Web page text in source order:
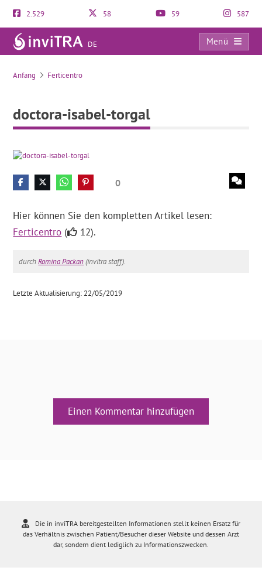
2.529 58 59 587
DE
Menü
doctora-isabel-torgal
Anfang Ferticentro
doctora-isabel-torgal
0
Hier können Sie den kompletten Artikel lesen:
Ferticentro ( 12).
durchRomina Packan(invitra staff).
Letzte Aktualisierung: 22/05/2019
Einen Kommentar hinzufügen
Die in inviTRA bereitgestellten Informationen stellt keinen Ersatz für
das Verhältnis zwischen Patient/Besucher dieser Website und dessen Arzt
dar, sondern dient lediglich zu Informationszwecken.